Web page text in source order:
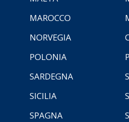
MAROCCO
NORVEGIA
POLONIA
SARDEGNA
SICILIA
SPAGNA